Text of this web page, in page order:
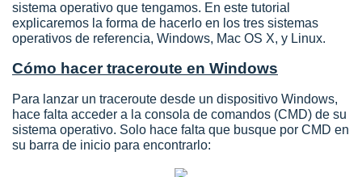
sistema operativo que tengamos. En este tutorial
explicaremos la forma de hacerlo en los tres sistemas
operativos de referencia, Windows, Mac OS X, y Linux.
Cómo hacer traceroute en Windows
Para lanzar un traceroute desde un dispositivo Windows,
hace falta acceder a la consola de comandos (CMD) de su
sistema operativo. Solo hace falta que busque por CMD en
su barra de inicio para encontrarlo: